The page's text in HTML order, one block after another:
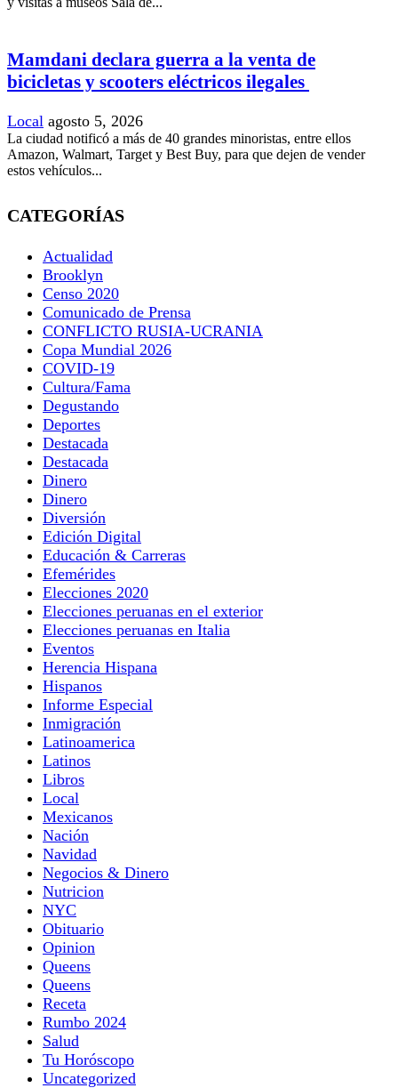
Mamdani declara guerra a la venta de
bicicletas y scooters eléctricos ilegales
Local agosto 5, 2026
La ciudad notificó a más de 40 grandes minoristas, entre ellos
Amazon, Walmart, Target y Best Buy, para que dejen de vender
estos vehículos...
CATEGORÍAS
Actualidad
Brooklyn
Censo 2020
Comunicado de Prensa
CONFLICTO RUSIA-UCRANIA
Copa Mundial 2026
COVID-19
Cultura/Fama
Degustando
Deportes
Destacada
Destacada
Dinero
Dinero
Diversión
Edición Digital
Educación & Carreras
Efemérides
Elecciones 2020
Elecciones peruanas en el exterior
Elecciones peruanas en Italia
Eventos
Herencia Hispana
Hispanos
Informe Especial
Inmigración
Latinoamerica
Latinos
Libros
Local
Mexicanos
Nación
Navidad
Negocios & Dinero
Nutricion
NYC
Obituario
Opinion
Queens
Queens
Receta
Rumbo 2024
Salud
Tu Horóscopo
Uncategorized